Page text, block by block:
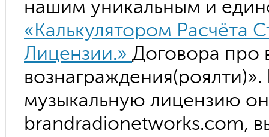
нашим уникальным и
«Калькулятором Расчёта
Лицензии.» Договора про
музыкальную лицензию
brandradionetworks.com,